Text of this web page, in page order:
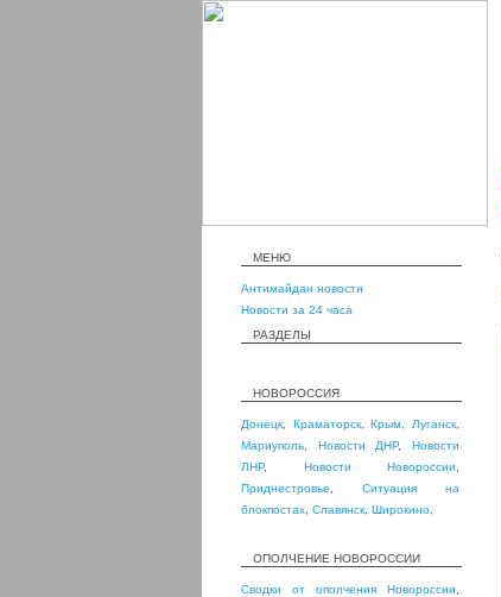
МЕНЮ
Антимайдан новости
Новости за 24 часа
РАЗДЕЛЫ
НОВОРОССИЯ
Донецк Краматорск,Крым Луганск
Мариуполь
Новости ДНР,Новости
ЛНР, Новости Новороссии
Приднестровье
Ситуация на
блокпостах Славянск Широкино
ОПОЛЧЕНИЕ НОВОРОССИИ
Сводки от ополчения Новороссии